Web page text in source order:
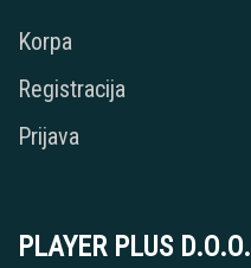
Korpa
Registracija
Prijava
PLAYER PLUS D.O.O.